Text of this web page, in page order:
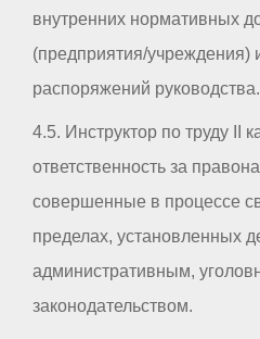
внутренних нормативных
(предприятия/учреждения)
распоряжений руководства.
4.5. Инструктор по труду II
ответственность за
совершенные в процессе
пределах, установленных
административным,
законодательством.